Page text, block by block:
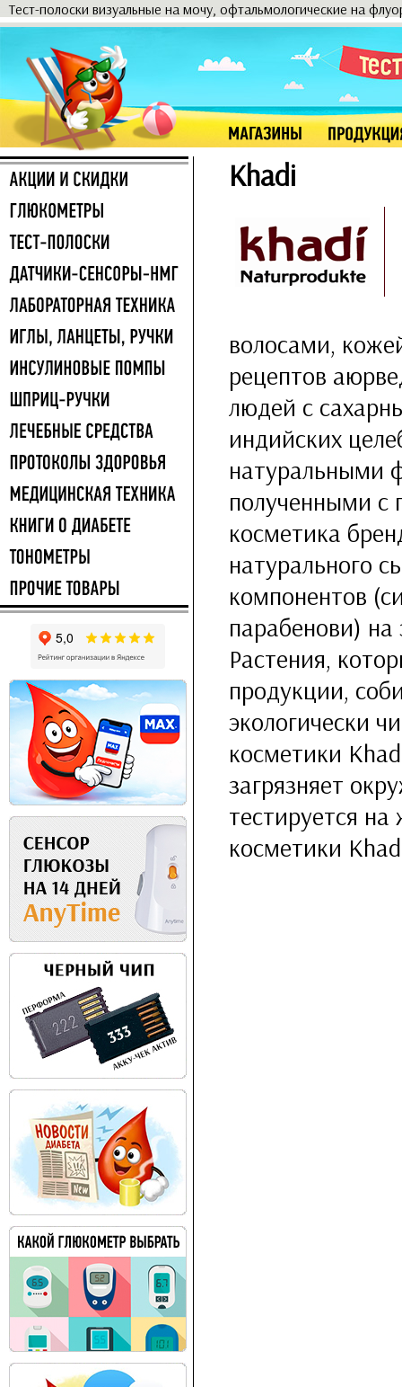
Тест-полоски визуальные на мочу, офтальмологические на
Khadi
волосами,
рецептов
людей с
индийских
натуральными
полученными с
косметика
натурального
компонентов
парабенови) на
Растения,
продукции,
экологически
косметики
загрязняет
тестируется
косметики